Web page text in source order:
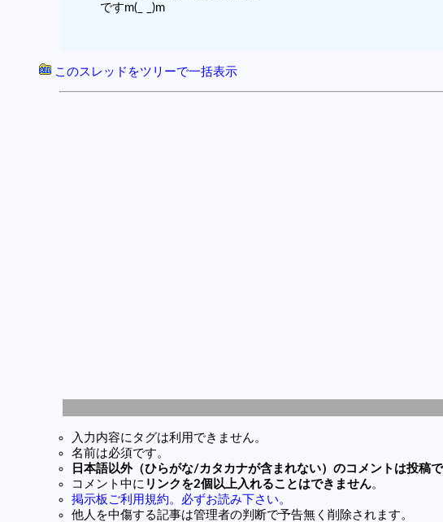
ですm(_ _)m
このスレッドをツリーで一括表示
入力内容にタグは利用できません。
名前は必須です。
日本語以外（ひらがな/カタカナが含まれない）のコメントは投稿で
コメント中に リンクを2個以上入れることはできません。
掲示板ご利用規約。必ずお読み下さい。
他人を中傷する記事は管理者の判断で予告無く削除されます。